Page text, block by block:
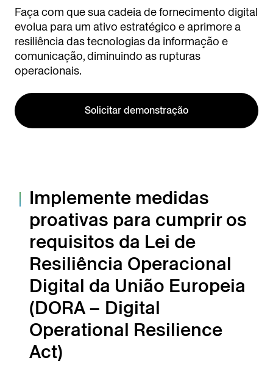
Faça com que sua cadeia de fornecimento digital
evolua para um ativo estratégico e aprimore a
resiliência das tecnologias da informação e
comunicação, diminuindo as rupturas
operacionais.
Solicitar demonstração
Implemente medidas
proativas para cumprir os
requisitos da Lei de
Resiliência Operacional
Digital da União Europeia
(DORA – Digital
Operational Resilience
Act)